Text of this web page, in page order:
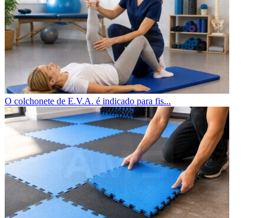
O colchonete de E.V.A. é indicado para fis...